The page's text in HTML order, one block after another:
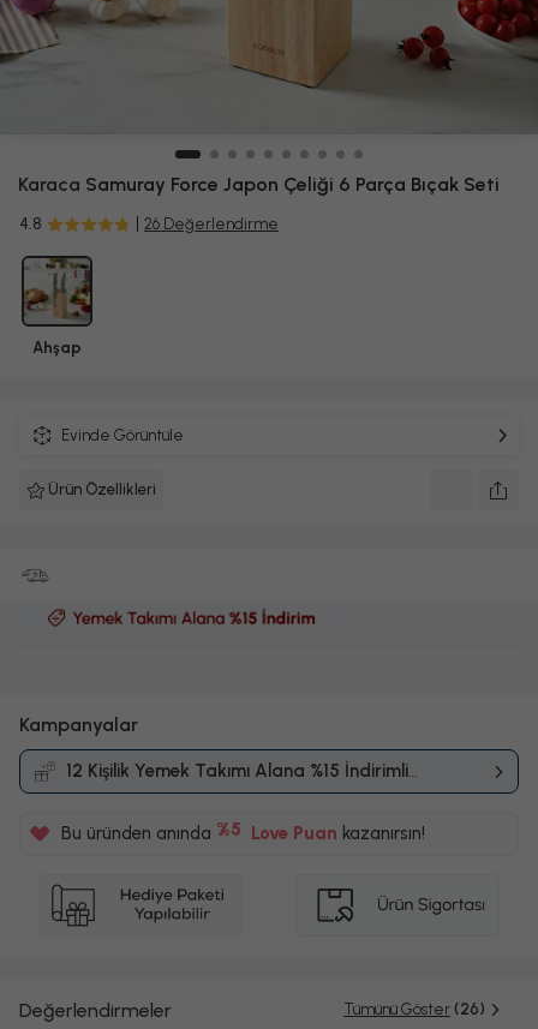
Karaca Samuray Force Japon Çeliği 6 Parça Bıçak Seti
4.8 26 Değerlendirme
Ahşap
Evinde Görüntüle
Ürün Özellikleri
Kampanyalar
12 Kişilik Yemek Takımı Alana %15 İndirimli
Kampanyası
Bu üründen anında 100TLLove Puankazanırsın!
Değerlendirmeler Tümünü Göster (26)